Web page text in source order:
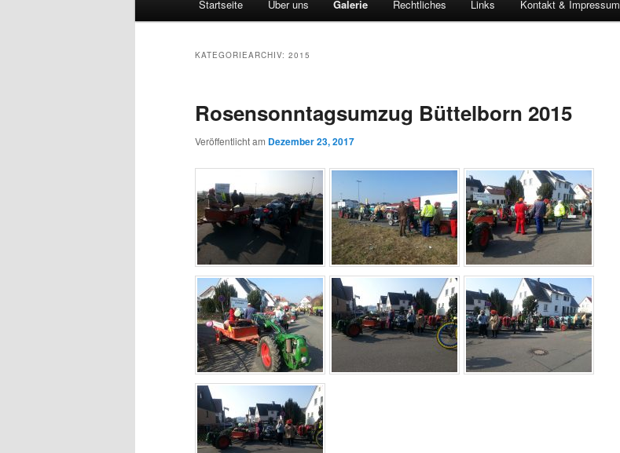
Startseite Über uns Galerie Rechtliches Links Kontakt & Impressum
KATEGORIEARCHIV: 2015
Rosensonntagsumzug Büttelborn 2015
Veröffentlicht am Dezember 23, 2017